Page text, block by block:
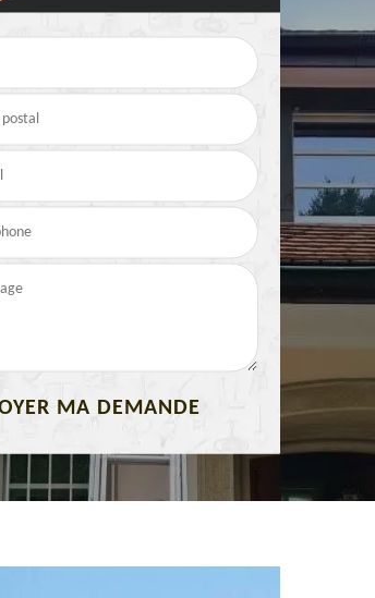
de
Devis fuite de toiture
Suisse